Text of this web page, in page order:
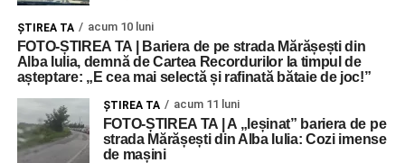
ŞTIREA TA acum 10 luni
FOTO-ȘTIREA TA | Bariera de pe strada Mărășești din
Alba Iulia, demnă de Cartea Recordurilor la timpul de
așteptare: „E cea mai selectă și rafinată bătaie de joc!”
ŞTIREA TA acum 11 luni
FOTO-ȘTIREA TA | A „leșinat” bariera de pe
strada Mărășești din Alba Iulia: Cozi imense
de mașini